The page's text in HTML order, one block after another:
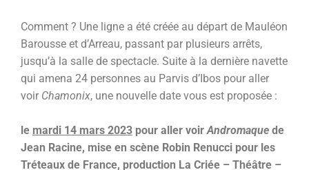
Comment ? Une ligne a été créée au départ de Mauléon
Barousse et d’Arreau, passant par plusieurs arrêts,
jusqu’à la salle de spectacle. Suite à la dernière navette
qui amena 24 personnes au Parvis d’Ibos pour aller
voir Chamonix, une nouvelle date vous est proposée :
le mardi 14 mars 2023 pour aller voirAndromaque de
Jean Racine, mise en scène Robin Renucci pour les
Tréteaux de France, production La Criée – Théâtre –